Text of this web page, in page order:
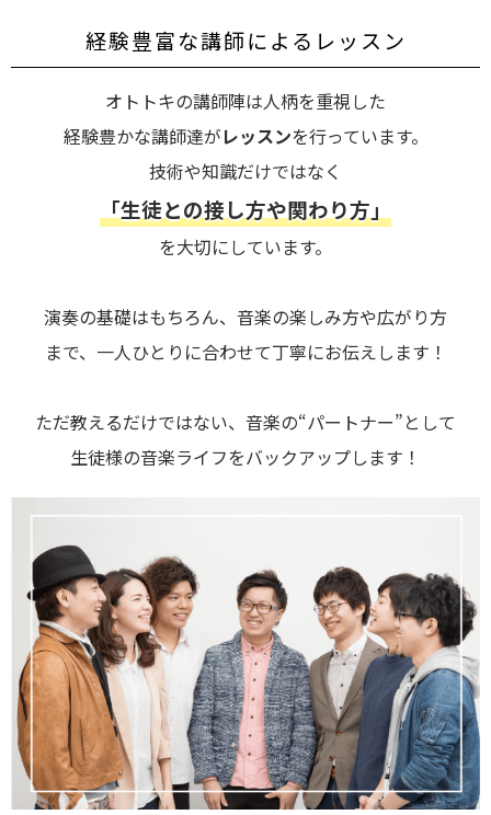
経験豊富な講師によるレッスン
オトトキの講師陣は人柄を重視した
経験豊かな講師達がレッスンを行っています。
技術や知識だけではなく
「生徒との接し方や関わり方」
を大切にしています。
演奏の基礎はもちろん、音楽の楽しみ方や広がり方
まで、一人ひとりに合わせて丁寧にお伝えします！
ただ教えるだけではない、音楽の“パートナー”として
生徒様の音楽ライフをバックアップします！